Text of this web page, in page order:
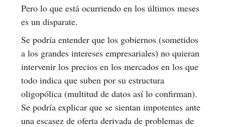
Pero lo que está ocurriendo en los últimos meses
es un disparate.
Se podría entender que los gobiernos (sometidos
a los grandes intereses empresariales) no quieran
intervenir los precios en los mercados en los que
todo indica que suben por su estructura
oligopólica (multitud de datos así lo confirman).
Se podría explicar que se sientan impotentes ante
una escasez de oferta derivada de problemas de